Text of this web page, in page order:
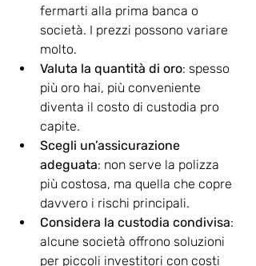
fermarti alla prima banca o
società. I prezzi possono variare
molto.
Valuta la quantità di oro: spesso
più oro hai, più conveniente
diventa il costo di custodia pro
capite.
Scegli un’assicurazione
adeguata: non serve la polizza
più costosa, ma quella che copre
davvero i rischi principali.
Considera la custodia condivisa:
alcune società offrono soluzioni
per piccoli investitori con costi